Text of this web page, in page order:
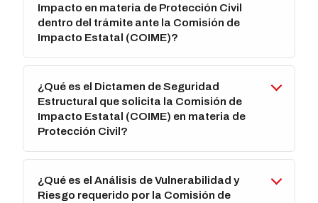
Impacto en materia de Protección Civil
dentro del trámite ante la Comisión de
Impacto Estatal (COIME)?
¿Qué es el Dictamen de Seguridad
Estructural que solicita la Comisión de
Impacto Estatal (COIME) en materia de
Protección Civil?
¿Qué es el Análisis de Vulnerabilidad y
Riesgo requerido por la Comisión de